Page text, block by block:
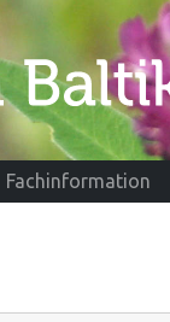
Fachinformation